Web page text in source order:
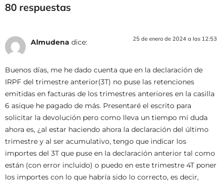
80 respuestas
Almudena dice: 25 de enero de 2024 a las 12:53
Buenos días, me he dado cuenta que en la declaración de
IRPF del trimestre anterior(3T) no puse las retenciones
emitidas en facturas de los trimestres anteriores en la casilla
6 asique he pagado de más. Presentaré el escrito para
solicitar la devolución pero como lleva un tiempo mi duda
ahora es, ¿al estar haciendo ahora la declaración del último
trimestre y al ser acumulativo, tengo que indicar los
importes del 3T que puse en la declaración anterior tal como
están (con error incluido) o puedo en este trimestre 4T poner
los importes con lo que habría sido lo correcto, es decir,